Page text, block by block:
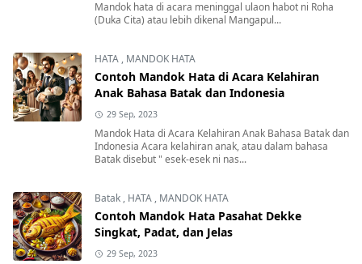
Mandok hata di acara meninggal ulaon habot ni Roha
(Duka Cita) atau lebih dikenal Mangapul...
HATA , MANDOK HATA
Contoh Mandok Hata di Acara Kelahiran
Anak Bahasa Batak dan Indonesia
29 Sep, 2023
Mandok Hata di Acara Kelahiran Anak Bahasa Batak dan
Indonesia Acara kelahiran anak, atau dalam bahasa
Batak disebut " esek-esek ni nas...
Batak , HATA , MANDOK HATA
Contoh Mandok Hata Pasahat Dekke
Singkat, Padat, dan Jelas
29 Sep, 2023